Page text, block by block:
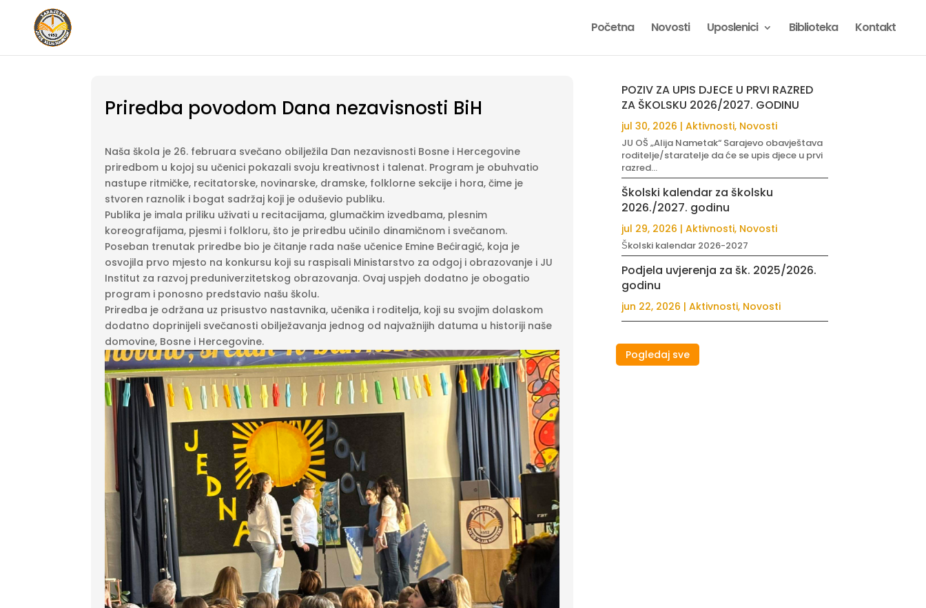
Početna Novosti Uposlenici Biblioteka Kontakt
Priredba povodom Dana nezavisnosti BiH
Naša škola je 26. februara svečano obilježila Dan nezavisnosti Bosne i Hercegovine
priredbom u kojoj su učenici pokazali svoju kreativnost i talenat. Program je obuhvatio
nastupe ritmičke, recitatorske, novinarske, dramske, folklorne sekcije i hora, čime je
stvoren raznolik i bogat sadržaj koji je oduševio publiku.
Publika je imala priliku uživati u recitacijama, glumačkim izvedbama, plesnim
koreografijama, pjesmi i folkloru, što je priredbu učinilo dinamičnom i svečanom.
Poseban trenutak priredbe bio je čitanje rada naše učenice Emine Bećiragić, koja je
osvojila prvo mjesto na konkursu koji su raspisali Ministarstvo za odgoj i obrazovanje i JU
Institut za razvoj preduniverzitetskog obrazovanja. Ovaj uspjeh dodatno je obogatio
program i ponosno predstavio našu školu.
Priredba je održana uz prisustvo nastavnika, učenika i roditelja, koji su svojim dolaskom
dodatno doprinijeli svečanosti obilježavanja jednog od najvažnijih datuma u historiji naše
domovine, Bosne i Hercegovine.
POZIV ZA UPIS DJECE U PRVI RAZRED
ZA ŠKOLSKU 2026/2027. GODINU
jul 30, 2026 | Aktivnosti, Novosti
JU OŠ „Alija Nametak“ Sarajevo obavještava
roditelje/staratelje da će se upis djece u prvi
razred...
Školski kalendar za školsku
2026./2027. godinu
jul 29, 2026 | Aktivnosti, Novosti
Školski kalendar 2026-2027
Podjela uvjerenja za šk. 2025/2026.
godinu
jun 22, 2026 | Aktivnosti, Novosti
Pogledaj sve